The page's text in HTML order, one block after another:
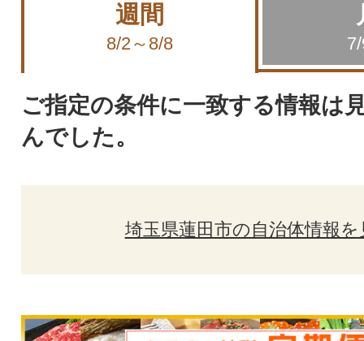
週間
8/2～8/8
ご指定の条件に一致する情報は
んでした。
埼玉県蓮田市の自治体情報を